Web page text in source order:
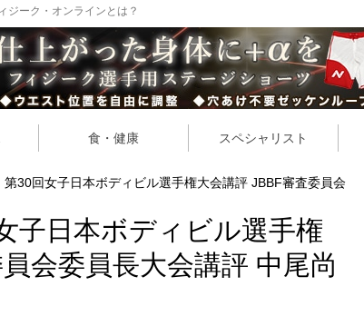
ーク・オンラインとは？
食・健康 スペシャリスト
第30回女子日本ボディビル選手権大会講評 JBBF審査委員会
子日本ボディビル選手権
会委員長大会講評 中尾尚